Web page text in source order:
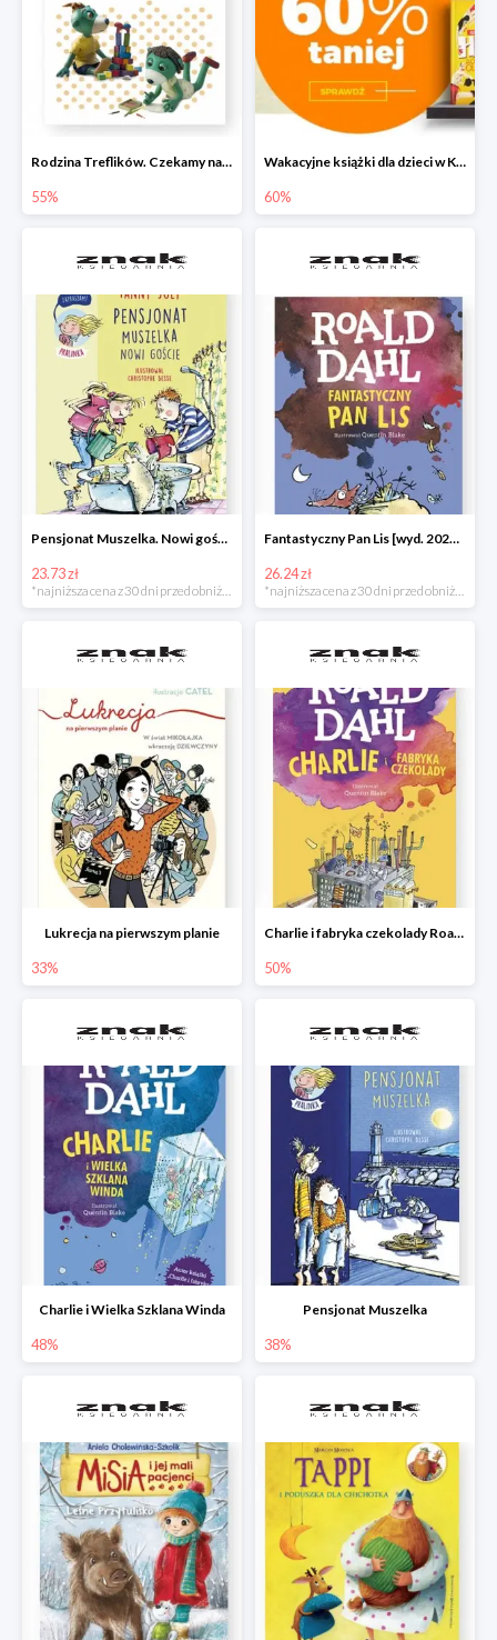
Rodzina Treflików. Czekamy na mamę
55%
Wakacyjne książki dla dzieci w Księgarni Znak do -60%
60%
Pensjonat Muszelka. Nowi goście Fanny Joly -32%
23.73 zł
*najniższa cena z 30 dni przed obniżką
Fantastyczny Pan Lis [wyd. 2020] Roald Dahl -25%
26.24 zł
*najniższa cena z 30 dni przed obniżką
Lukrecja na pierwszym planie
33%
Charlie i fabryka czekolady Roald Dahl
50%
Charlie i Wielka Szklana Winda
48%
Pensjonat Muszelka
38%